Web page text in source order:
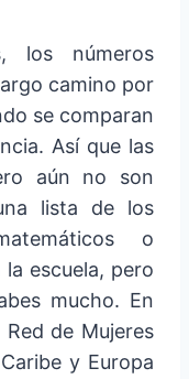
los números
camino por
se comparan
Así que las
aún no son
lista de los
o
escuela, pero
mucho. En
de Mujeres
y Europa